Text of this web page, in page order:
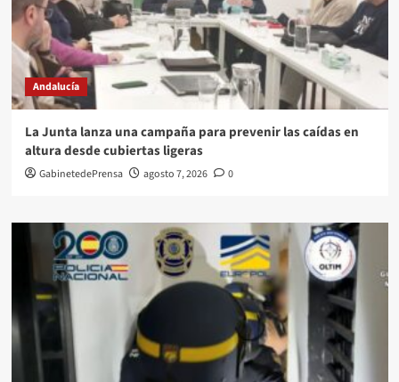
Andalucía
La Junta lanza una campaña para prevenir las caídas en
altura desde cubiertas ligeras
GabinetedePrensa agosto 7, 2026 0